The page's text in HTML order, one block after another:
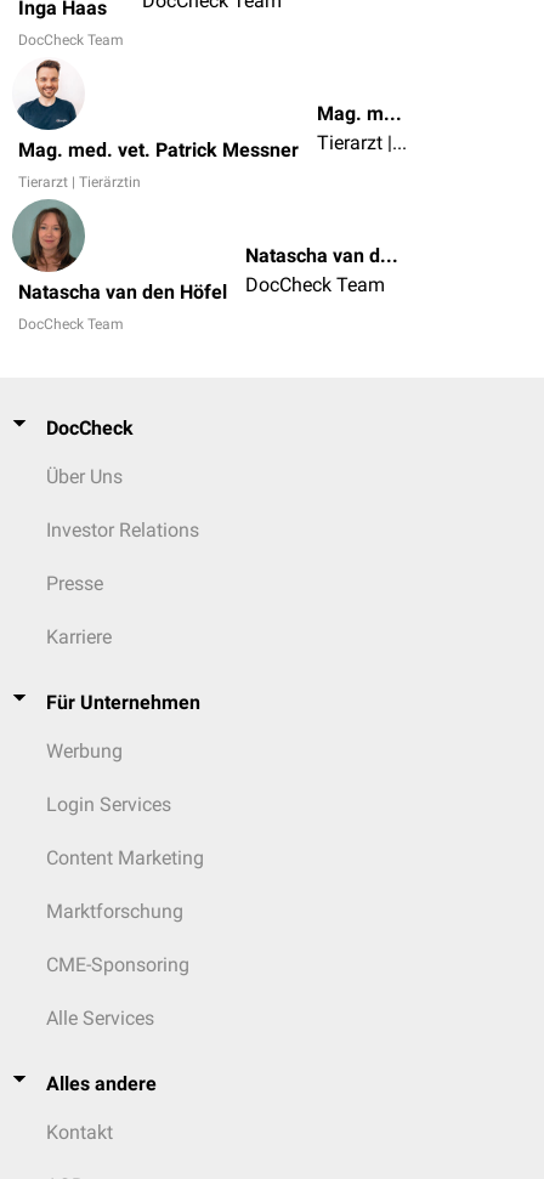
Inga Haas
DocCheck Team
Mag. med. vet. Patrick Messner
Tierarzt | Tierärztin
Mag. med. vet. Patrick Messner
Tierarzt | Tierärztin
Natascha van den Höfel
DocCheck Team
Natascha van den Höfel
DocCheck Team
DocCheck
Über Uns
Investor Relations
Presse
Karriere
Für Unternehmen
Werbung
Login Services
Content Marketing
Marktforschung
CME-Sponsoring
Alle Services
Alles andere
Kontakt